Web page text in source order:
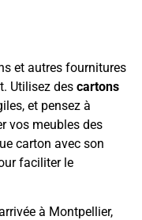
et autres fournitures
Utilisez des cartons
et pensez à
vos meubles des
carton avec son
faciliter le
à Montpellier,